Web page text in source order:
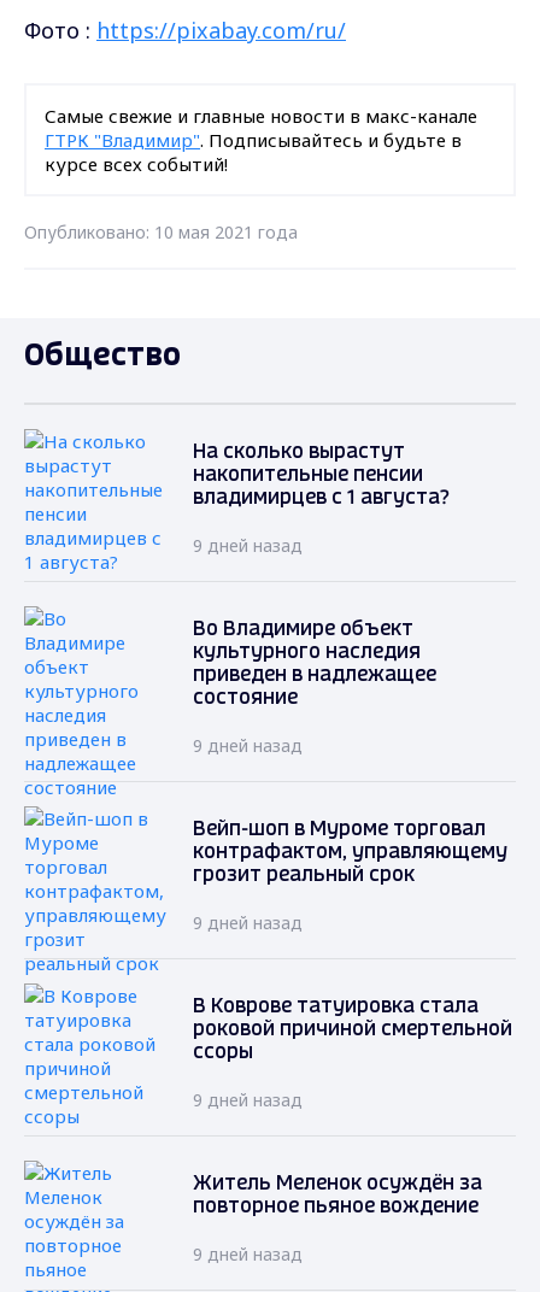
Фото : https://pixabay.com/ru/
Самые свежие и главные новости в макс-канале
ГТРК "Владимир". Подписывайтесь и будьте в
курсе всех событий!
Опубликовано: 10 мая 2021 года
Общество
На сколько вырастут
накопительные пенсии
владимирцев с 1 августа?
9 дней назад
Во Владимире объект
культурного наследия
приведен в надлежащее
состояние
9 дней назад
Вейп-шоп в Муроме торговал
контрафактом, управляющему
грозит реальный срок
9 дней назад
В Коврове татуировка стала
роковой причиной смертельной
ссоры
9 дней назад
Житель Меленок осуждён за
повторное пьяное вождение
9 дней назад